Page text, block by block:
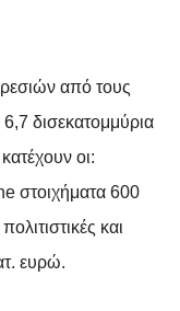
από τους
δισεκατομμύρια
οι:
στοιχήματα 600
και
ευρώ.